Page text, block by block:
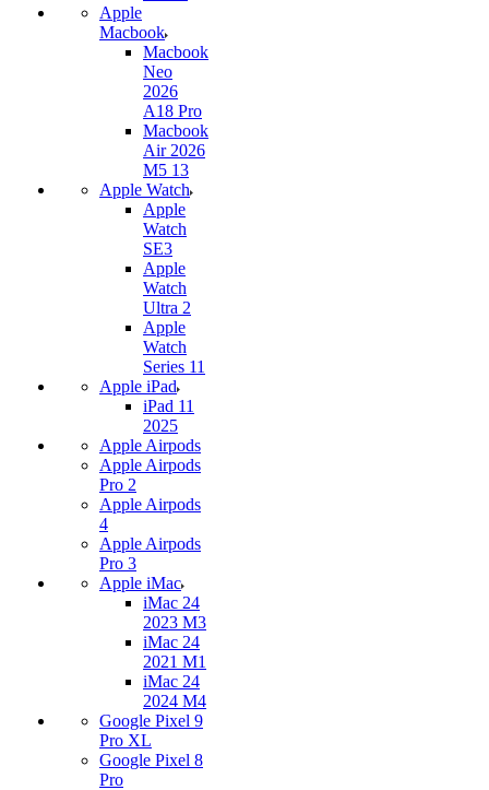
Apple
Macbook
Macbook
Neo
2026
A18 Pro
Macbook
Air 2026
M5 13
Apple Watch
Apple
Watch
SE3
Apple
Watch
Ultra 2
Apple
Watch
Series 11
Apple iPad
iPad 11
2025
Apple Airpods
Apple Airpods
Pro 2
Apple Airpods
4
Apple Airpods
Pro 3
Apple iMac
iMac 24
2023 M3
iMac 24
2021 M1
iMac 24
2024 M4
Google Pixel 9
Pro XL
Google Pixel 8
Pro